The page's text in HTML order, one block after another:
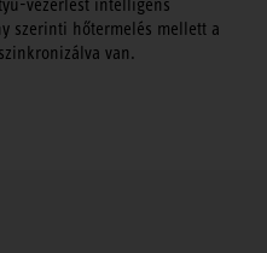
vezérlést intelligens
szerinti hőtermelés mellett a
van.